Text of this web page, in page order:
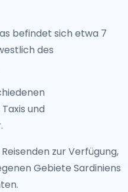
befindet sich etwa 7
des
und
zur Verfügung,
Gebiete Sardiniens